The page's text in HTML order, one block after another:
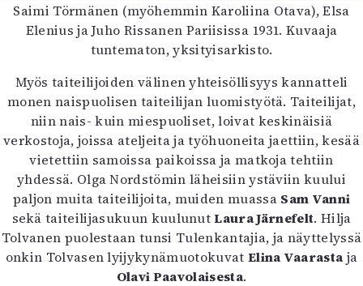
Saimi Törmänen (myöhemmin Karoliina Otava), Elsa
Elenius ja Juho Rissanen Pariisissa 1931. Kuvaaja
tuntematon, yksityisarkisto.
Myös taiteilijoiden välinen yhteisöllisyys kannatteli
monen naispuolisen taiteilijan luomistyötä. Taiteilijat,
niin nais- kuin miespuoliset, loivat keskinäisiä
verkostoja, joissa ateljeita ja työhuoneita jaettiin, kesää
vietettiin samoissa paikoissa ja matkoja tehtiin
yhdessä. Olga Nordstömin läheisiin ystäviin kuului
paljon muita taiteilijoita, muiden muassa Sam Vanni
sekä taiteilijasukuun kuulunutLaura Järnefelt. Hilja
Tolvanen puolestaan tunsi Tulenkantajia, ja näyttelyssä
onkin Tolvasen lyijykynämuotokuvat Elina Vaarasta ja
Olavi Paavolaisesta.